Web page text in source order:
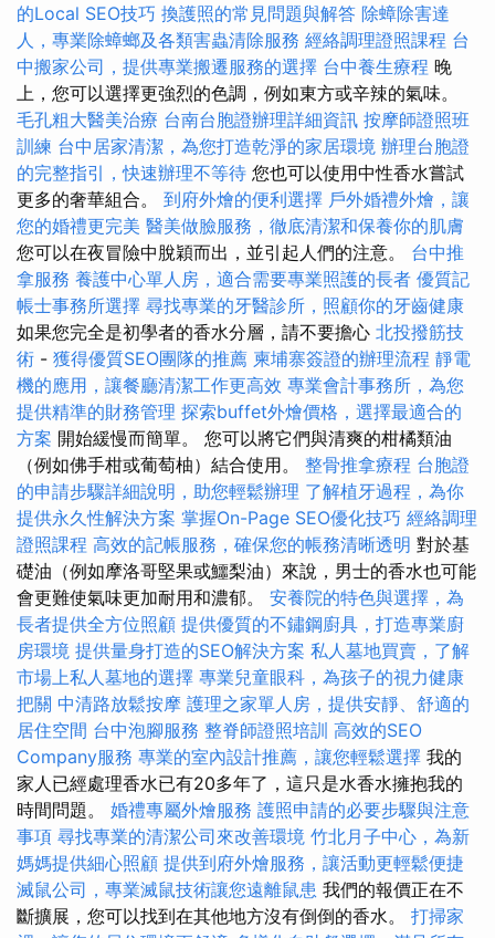
的Local SEO技巧 換護照的常見問題與解答 除蟑除害達
人，專業除蟑螂及各類害蟲清除服務 經絡調理證照課程 台
中搬家公司，提供專業搬遷服務的選擇 台中養生療程 晚
上，您可以選擇更強烈的色調，例如東方或辛辣的氣味。
毛孔粗大醫美治療 台南台胞證辦理詳細資訊 按摩師證照班
訓練 台中居家清潔，為您打造乾淨的家居環境 辦理台胞證
的完整指引，快速辦理不等待 您也可以使用中性香水嘗試
更多的奢華組合。 到府外燴的便利選擇 戶外婚禮外燴，讓
您的婚禮更完美 醫美做臉服務，徹底清潔和保養你的肌膚
您可以在夜冒險中脫穎而出，並引起人們的注意。 台中推
拿服務 養護中心單人房，適合需要專業照護的長者 優質記
帳士事務所選擇 尋找專業的牙醫診所，照顧你的牙齒健康
如果您完全是初學者的香水分層，請不要擔心 北投撥筋技
術 - 獲得優質SEO團隊的推薦 柬埔寨簽證的辦理流程 靜電
機的應用，讓餐廳清潔工作更高效 專業會計事務所，為您
提供精準的財務管理 探索buffet外燴價格，選擇最適合的
方案 開始緩慢而簡單。 您可以將它們與清爽的柑橘類油
（例如佛手柑或葡萄柚）結合使用。 整骨推拿療程 台胞證
的申請步驟詳細說明，助您輕鬆辦理 了解植牙過程，為你
提供永久性解決方案 掌握On-Page SEO優化技巧 經絡調理
證照課程 高效的記帳服務，確保您的帳務清晰透明 對於基
礎油（例如摩洛哥堅果或鱷梨油）來說，男士的香水也可能
會更難使氣味更加耐用和濃郁。 安養院的特色與選擇，為
長者提供全方位照顧 提供優質的不鏽鋼廚具，打造專業廚
房環境 提供量身打造的SEO解決方案 私人墓地買賣，了解
市場上私人墓地的選擇 專業兒童眼科，為孩子的視力健康
把關 中清路放鬆按摩 護理之家單人房，提供安靜、舒適的
居住空間 台中泡腳服務 整脊師證照培訓 高效的SEO
Company服務 專業的室內設計推薦，讓您輕鬆選擇 我的
家人已經處理香水已有20多年了，這只是水香水擁抱我的
時間問題。 婚禮專屬外燴服務 護照申請的必要步驟與注意
事項 尋找專業的清潔公司來改善環境 竹北月子中心，為新
媽媽提供細心照顧 提供到府外燴服務，讓活動更輕鬆便捷
滅鼠公司，專業滅鼠技術讓您遠離鼠患 我們的報價正在不
斷擴展，您可以找到在其他地方沒有倒倒的香水。 打掃家